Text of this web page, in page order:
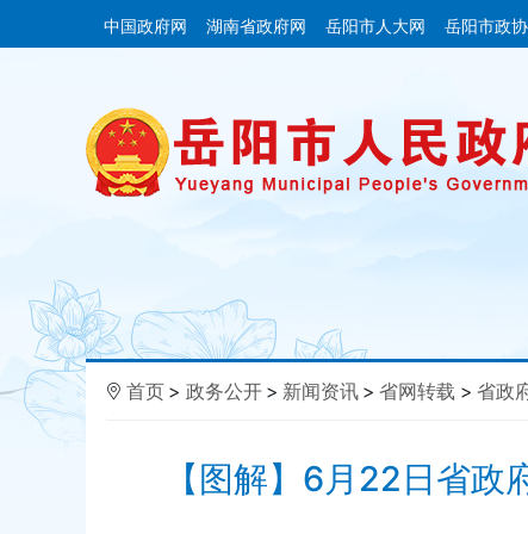
中国政府网 湖南省政府网 岳阳市人大网 岳阳市政
首页 > 政务公开 > 新闻资讯 > 省网转载 > 省政
【图解】6月22日省